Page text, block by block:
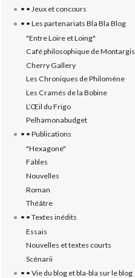
• • Jeux et concours
• • Les partenariats Bla Bla Blog
"Entre Loire et Loing"
Café philosophique de Montargis
Cherry Gallery
Les Chroniques de Philomène
Les Cramés de la Bobine
L’‎Œil du Frigo
Pelhamonabudget
• • Publications
"Hexagone"
Fables
Nouvelles
Roman
Théâtre
• • Textes inédits
Essais
Nouvelles et textes courts
Scénarii
• • Vie du blog et bla-bla sur le blog